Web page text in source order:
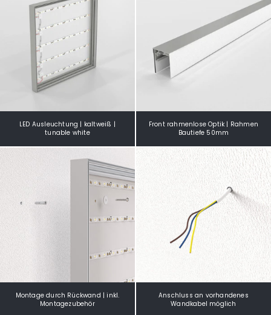
LED Ausleuchtung | kaltweiß |
tunable white
Front rahmenlose Optik | Rahmen
Bautiefe 50mm
Montage durch Rückwand | inkl.
Montagezubehör
Anschluss an vorhandenes
Wandkabel möglich